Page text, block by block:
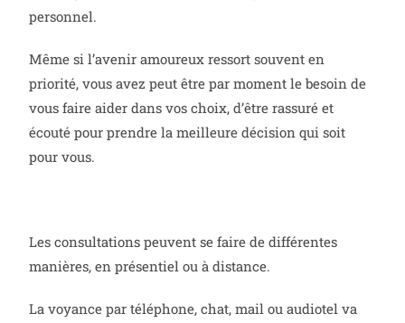
personnel.
Même si l’avenir amoureux ressort souvent en
priorité, vous avez peut être par moment le besoin de
vous faire aider dans vos choix, d’être rassuré et
écouté pour prendre la meilleure décision qui soit
pour vous.
Les consultations peuvent se faire de différentes
manières, en présentiel ou à distance.
La voyance par téléphone, chat, mail ou audiotel va